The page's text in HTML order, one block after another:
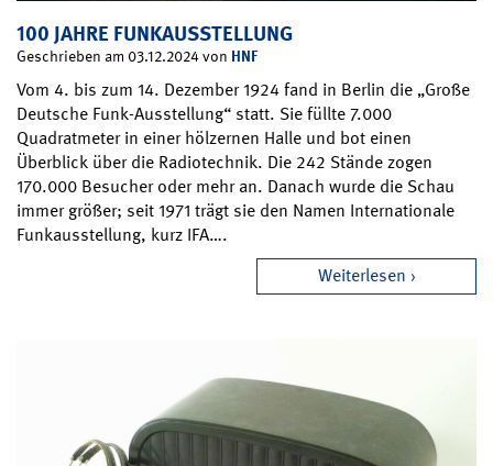
100 JAHRE FUNKAUSSTELLUNG
Geschrieben am 03.12.2024 von HNF
Vom 4. bis zum 14. Dezember 1924 fand in Berlin die „Große
Deutsche Funk-Ausstellung“ statt. Sie füllte 7.000
Quadratmeter in einer hölzernen Halle und bot einen
Überblick über die Radiotechnik. Die 242 Stände zogen
170.000 Besucher oder mehr an. Danach wurde die Schau
immer größer; seit 1971 trägt sie den Namen Internationale
Funkausstellung, kurz IFA….
Weiterlesen